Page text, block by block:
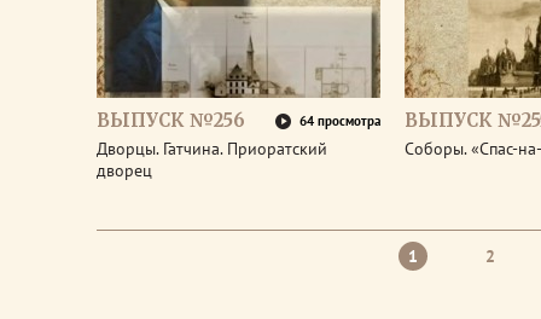
ВЫПУСК №256 64 просмотра
Дворцы. Гатчина. Приоратский
дворец
ВЫПУСК
Соборы. «Спас-
1 2